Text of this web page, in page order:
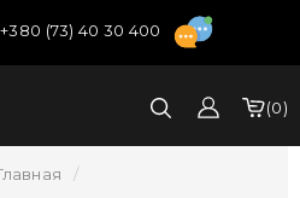
+380 (73) 40 30 400
0